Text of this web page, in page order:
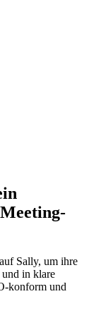
Sally, um ihre
und in klare
konform und